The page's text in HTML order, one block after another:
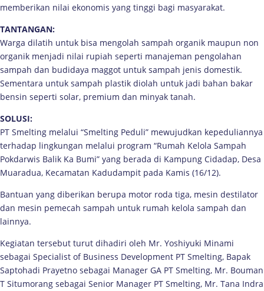
memberikan nilai ekonomis yang tinggi bagi masyarakat.
TANTANGAN:
Warga dilatih untuk bisa mengolah sampah organik maupun non
organik menjadi nilai rupiah seperti manajeman pengolahan
sampah dan budidaya maggot untuk sampah jenis domestik.
Sementara untuk sampah plastik diolah untuk jadi bahan bakar
bensin seperti solar, premium dan minyak tanah.
SOLUSI:
PT Smelting melalui “Smelting Peduli” mewujudkan kepeduliannya
terhadap lingkungan melalui program “Rumah Kelola Sampah
Pokdarwis Balik Ka Bumi” yang berada di Kampung Cidadap, Desa
Muaradua, Kecamatan Kadudampit pada Kamis (16/12).
Bantuan yang diberikan berupa motor roda tiga, mesin destilator
dan mesin pemecah sampah untuk rumah kelola sampah dan
lainnya.
Kegiatan tersebut turut dihadiri oleh Mr. Yoshiyuki Minami
sebagai Specialist of Business Development PT Smelting, Bapak
Saptohadi Prayetno sebagai Manager GA PT Smelting, Mr. Bouman
T Situmorang sebagai Senior Manager PT Smelting, Mr. Tana Indra